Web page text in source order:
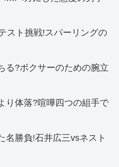
スト挑戦!スパーリングの
る?ボクサーのための腕立
り体落?喧嘩四つの組手で
名勝負!石井広三vsネスト